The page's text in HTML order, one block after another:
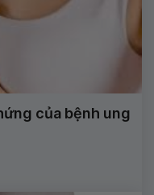
của bệnh ung